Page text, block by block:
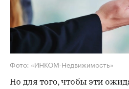
Фото: «ИНКОМ-Недвижимость»
Но для того, чтобы эти